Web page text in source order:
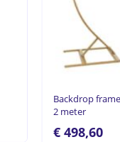
Backdrop
2 meter
€498,60